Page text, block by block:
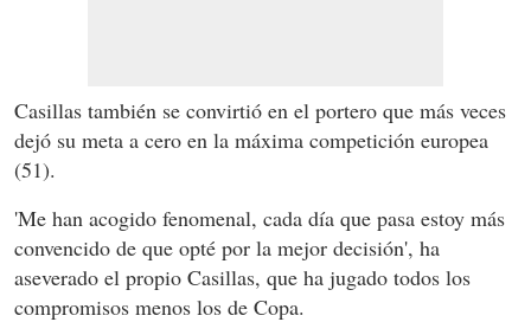
Casillas también se convirtió en el portero que más veces
dejó su meta a cero en la máxima competición europea
(51).
'Me han acogido fenomenal, cada día que pasa estoy más
convencido de que opté por la mejor decisión', ha
aseverado el propio Casillas, que ha jugado todos los
compromisos menos los de Copa.